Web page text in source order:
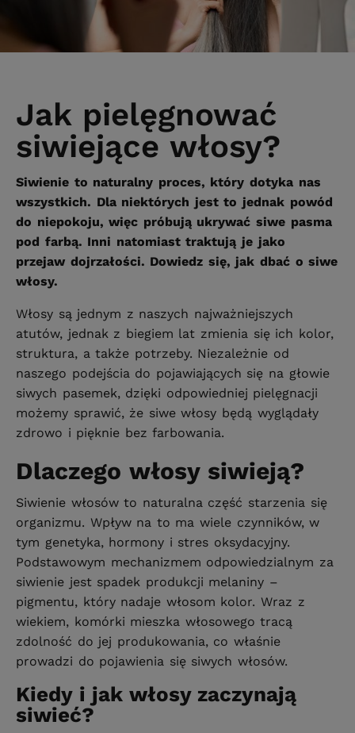
Jak pielęgnować
siwiejące włosy?
Siwienie to naturalny proces, który dotyka nas
wszystkich. Dla niektórych jest to jednak powód
do niepokoju, więc próbują ukrywać siwe pasma
pod farbą. Inni natomiast traktują je jako
przejaw dojrzałości. Dowiedz się, jak dbać o siwe
włosy.
Włosy są jednym z naszych najważniejszych
atutów, jednak z biegiem lat zmienia się ich kolor,
struktura, a także potrzeby. Niezależnie od
naszego podejścia do pojawiających się na głowie
siwych pasemek, dzięki odpowiedniej pielęgnacji
możemy sprawić, że siwe włosy będą wyglądały
zdrowo i pięknie bez farbowania.
Dlaczego włosy siwieją?
Siwienie włosów to naturalna część starzenia się
organizmu. Wpływ na to ma wiele czynników, w
tym genetyka, hormony i stres oksydacyjny.
Podstawowym mechanizmem odpowiedzialnym za
siwienie jest spadek produkcji melaniny –
pigmentu, który nadaje włosom kolor. Wraz z
wiekiem, komórki mieszka włosowego tracą
zdolność do jej produkowania, co właśnie
prowadzi do pojawienia się siwych włosów.
Kiedy i jak włosy zaczynają
siwieć?